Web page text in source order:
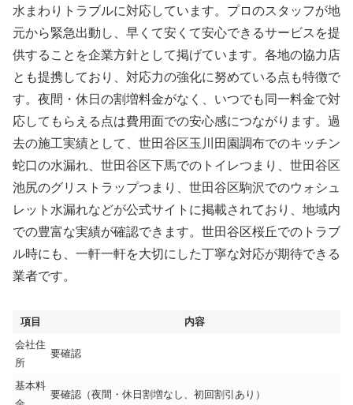
水まわりトラブルに対応しています。プロのスタッフが地
元から緊急出動し、早くて安くて安心できるサービスを提
供することを企業方針として掲げています。各地の協力店
とも提携しており、対応力の強化に努めている点も特徴で
す。夜間・休日の割増料金がなく、いつでも同一料金で対
応してもらえる点は費用面での安心感につながります。過
去の施工実績として、世田谷区玉川田園調布でのキッチン
蛇口の水漏れ、世田谷区下馬でのトイレつまり、世田谷区
池尻のグリストラップつまり、世田谷区駒沢でのウォシュ
レット水漏れなどが公式サイトに掲載されており、地域内
での豊富な実績が確認できます。世田谷区桜丘でのトラブ
ル時にも、一軒一軒を大切にした丁寧な対応が期待できる
業者です。
項目
内容
会社住
所
要確認
基本料
要確認（夜間・休日割増なし、初回割引あり）